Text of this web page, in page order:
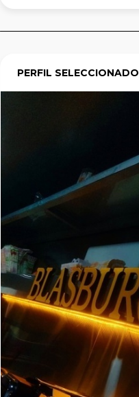
PERFIL SELECCIONADO